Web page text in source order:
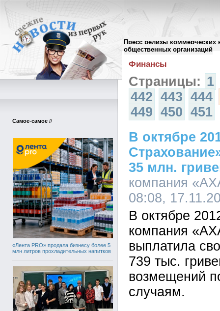
Пресс релизы коммерческих
общественных организаций
Самое-самое //
«Лента PRO» продала бизнесу более 5
млн литров прохладительных напитков
Архив пресс-релизов//
Финансы
Страницы: 1
442 443 444
449 450 451
В октябре
35 млн.
компания
08:08,
В октябре
компания
выплатила
739 тыс.
возмещений
случаям.